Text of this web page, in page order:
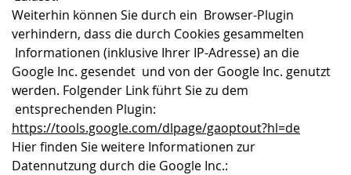
Weiterhin können Sie durch ein Browser-Plugin
verhindern, dass die durch Cookies gesammelten
Informationen (inklusive Ihrer IP-Adresse) an die
Google Inc. gesendet und von der Google Inc. genutzt
werden. Folgender Link führt Sie zu dem
entsprechenden Plugin:
https://tools.google.com/dlpage/gaoptout?hl=de
Hier finden Sie weitere Informationen zur
Datennutzung durch die Google Inc.: